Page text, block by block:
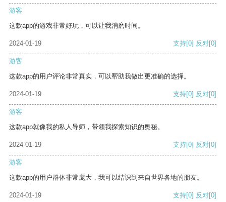
游客
这款app的游戏非常好玩，可以让我消磨时间。
2024-01-19 支持[0] 反对[0]
游客
这款app的用户评论非常真实，可以帮助我做出更准确的选择。
2024-01-19 支持[0] 反对[0]
游客
这款app就像我的私人导师，带领我探索知识的奥秘。
2024-01-19 支持[0] 反对[0]
游客
这款app的用户群体非常庞大，我可以结识到来自世界各地的朋友。
2024-01-19 支持[0] 反对[0]